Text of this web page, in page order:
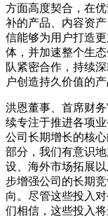
方面高度契合，在
补的产品、内容资
信能够为用户打造
体，并加速整个生
队紧密合作，持续
户创造持久价值的
洪恩董事、首席财
续专注于推进各项
公司长期增长的核
部分，我们有意识
设、海外市场拓展
步增强公司的长期
向。尽管这些投入
们相信，这些投入